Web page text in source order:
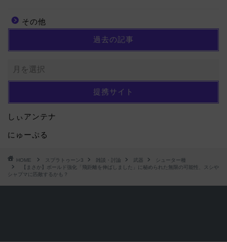
その他
過去の記事
提携サイト
しぃアンテナ
にゅーぷる
HOME スプラトゥーン3 雑談・討論 武器
シューター種
【まさか】ボールド強化「飛距離を伸ばしました」に秘められた無限の可能性、スシや
シャプマに匹敵するかも？